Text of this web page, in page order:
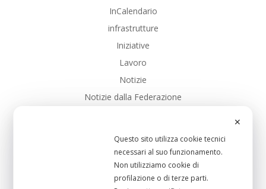
InCalendario
infrastrutture
Iniziative
Lavoro
Notizie
Notizie dalla Federazione
SalarioMinimo
Sanita
Scuola Pubblica
✕
Questo sito utilizza cookie tecnici
necessari al suo funzionamento.
Non utilizziamo cookie di
profilazione o di terze parti.